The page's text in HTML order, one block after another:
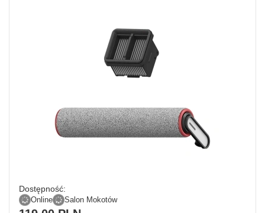
Dostępność:
Online Salon Mokotów